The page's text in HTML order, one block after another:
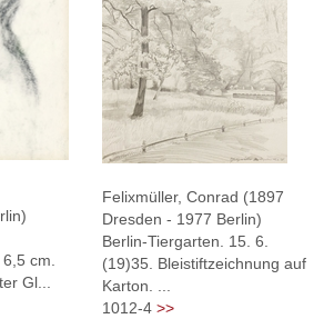
cm.
Gl...
Felixmüller, Conrad (1897
Dresden - 1977 Berlin)
Berlin-Tiergarten. 15. 6.
(19)35. Bleistiftzeichnung auf
Karton. ...
1012-4 >>